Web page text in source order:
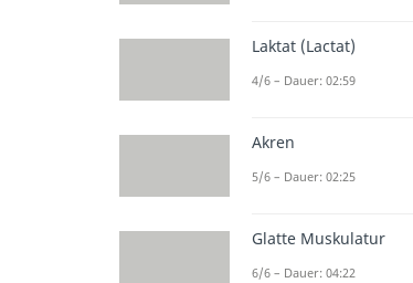
Laktat (Lactat)
4/6 – Dauer: 02:59
Akren
5/6 – Dauer: 02:25
Glatte Muskulatur
6/6 – Dauer: 04:22